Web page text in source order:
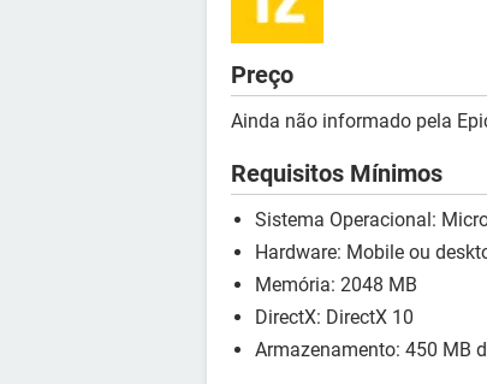
Preço
Ainda não informado pela
Requisitos Mínimos
Sistema Operacional:
Hardware: Mobile ou
Memória: 2048 MB
DirectX: DirectX 10
Armazenamento: 450 MB